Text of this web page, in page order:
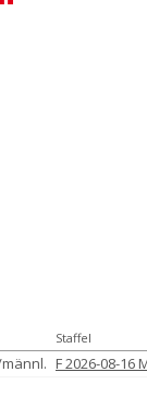
Staffel
F 2026-08-16